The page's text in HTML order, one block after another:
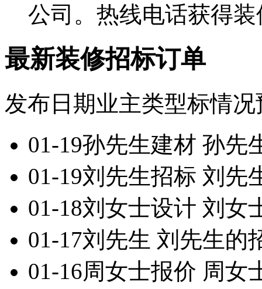
公司。热线电话获得
最新装修招标订单
发布日期业主类型标情况
01-19孙先生建材 孙先
01-19刘先生招标 刘先
01-18刘女士设计 刘女
01-17刘先生 刘先生的
01-16周女士报价 周女